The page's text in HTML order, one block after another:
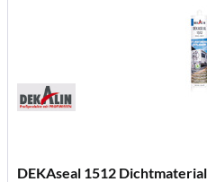
DEKAseal 1512